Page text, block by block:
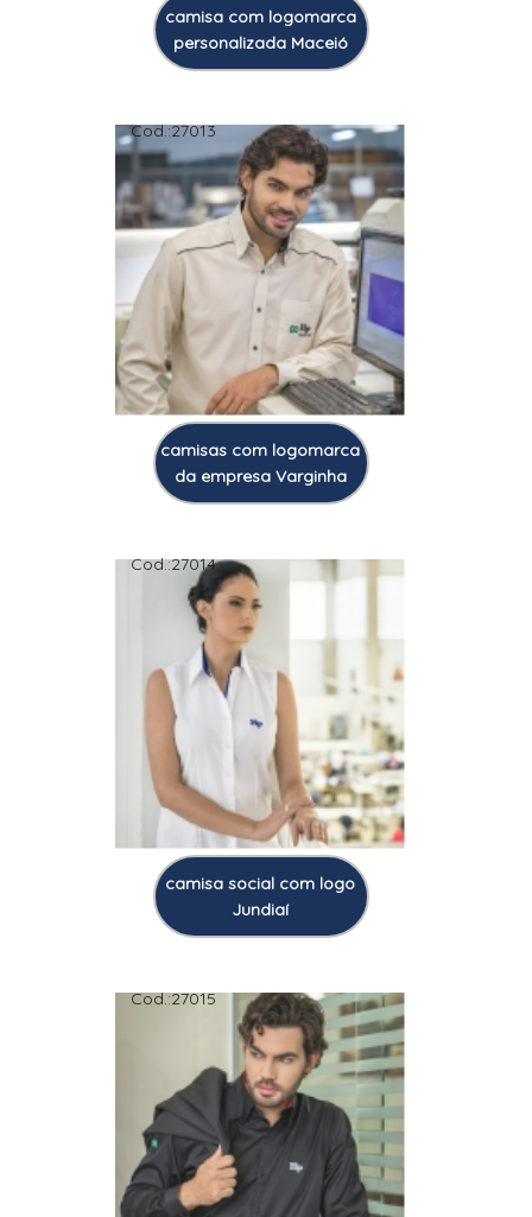
camisa com logomarca
personalizada Maceió
Cod.:27013
camisas com logomarca
da empresa Varginha
Cod.:27014
camisa social com logo
Jundiaí
Cod.:27015